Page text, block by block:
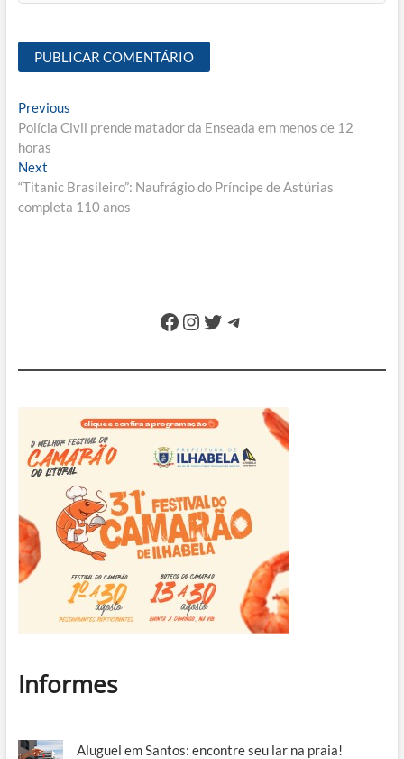
Navegação
de
Post
PreviousPrevious
post:
Polícia Civil prende matador da Enseada em menos de 12
horas
NextNext
post:
“Titanic Brasileiro”: Naufrágio do Príncipe de Astúrias
completa 110 anos
Facebook
Instagram
Twitter
Telegram
Informes
Aluguel em Santos: encontre seu lar na praia!